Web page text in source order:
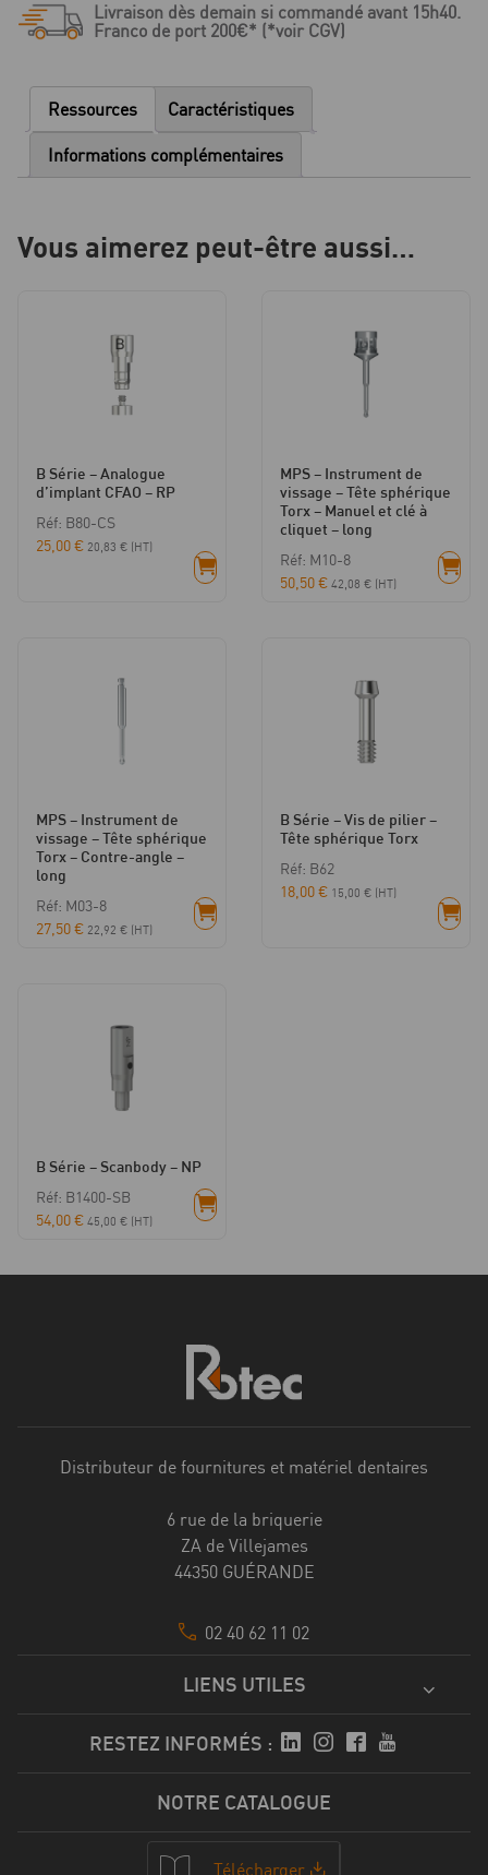
-
Flex
NP
HG
0.35
Livraison dès demain si commandé avant 15h40.
Franco de port 200€* (*voir CGV)
Ressources Caractéristiques
Informations complémentaires
Vous aimerez peut-être aussi…
B Série – Analogue
d’implant CFAO – RP
Réf: B80-CS
25,00€ 20,83 € (HT)
MPS – Instrument de
vissage – Tête sphérique
Torx – Manuel et clé à
cliquet – long
Réf: M10-8
50,50€ 42,08 € (HT)
MPS – Instrument de
vissage – Tête sphérique
Torx – Contre-angle –
long
Réf: M03-8
27,50€ 22,92 € (HT)
B Série – Vis de pilier –
Tête sphérique Torx
Réf: B62
18,00€ 15,00 € (HT)
B Série – Scanbody – NP
Réf: B1400-SB
54,00€ 45,00 € (HT)
Distributeur de fournitures et matériel dentaires
6 rue de la briquerie
ZA de Villejames
44350 GUÉRANDE
02 40 62 11 02
LIENS UTILES
RESTEZ INFORMÉS :
NOTRE CATALOGUE
Télécharger